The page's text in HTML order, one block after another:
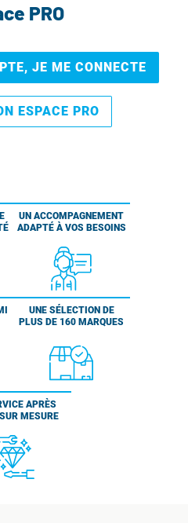
PRO
JE ME CONNECTE
ESPACE PRO
UN ACCOMPAGNEMENT
ADAPTÉ À VOS BESOINS
UNE SÉLECTION DE
PLUS DE 160 MARQUES
APRÈS
MESURE